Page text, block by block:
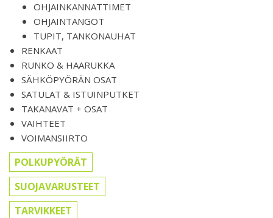
OHJAINKANNATTIMET
OHJAINTANGOT
TUPIT, TANKONAUHAT
RENKAAT
RUNKO & HAARUKKA
SÄHKÖPYÖRÄN OSAT
SATULAT & ISTUINPUTKET
TAKANAVAT + OSAT
VAIHTEET
VOIMANSIIRTO
POLKUPYÖRÄT
SUOJAVARUSTEET
TARVIKKEET